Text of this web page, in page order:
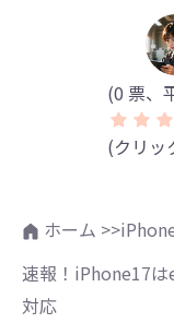
(0 票、
(クリッ
ホーム >>
速報！iPhone17
対応